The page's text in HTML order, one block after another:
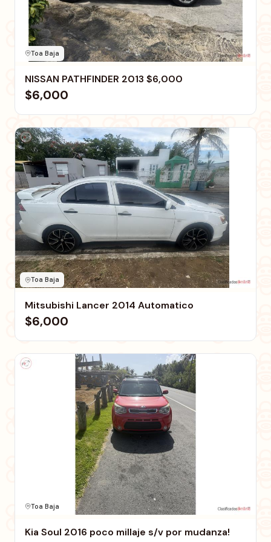
Toa Baja
NISSAN PATHFINDER 2013 $6,000
$6,000
Toa Baja
Mitsubishi Lancer 2014 Automatico
$6,000
Toa Baja
Kia Soul 2016 poco millaje s/v por mudanza!